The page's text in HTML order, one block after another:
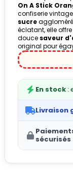
On A Stick
confiserie
sucre
éclatant, elle
douce saveur
original pour
En stock :
Livraison
sécurisés